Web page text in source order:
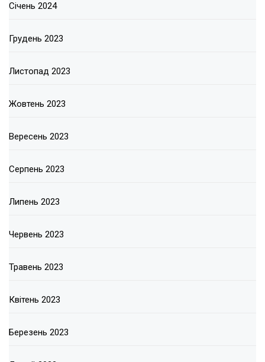
Січень 2024
Грудень 2023
Листопад 2023
Жовтень 2023
Вересень 2023
Серпень 2023
Липень 2023
Червень 2023
Травень 2023
Квітень 2023
Березень 2023